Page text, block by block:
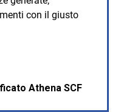
con il giusto
Athena SCF